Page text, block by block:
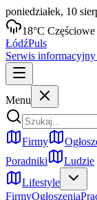
poniedziałek, 10
18°C
ŁódźPuls
Serwis
Menu
Firmy
Poradniki
Ludzie
Lifestyle
FirmyOgłoszenia